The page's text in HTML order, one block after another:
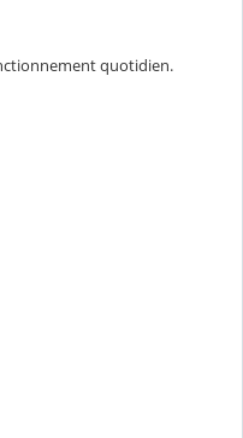
quotidien.